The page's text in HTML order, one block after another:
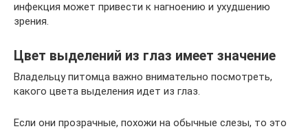
инфекция может привести к нагноению и ухудшению
зрения.
Цвет выделений из глаз имеет значение
Владельцу питомца важно внимательно посмотреть,
какого цвета выделения идет из глаз.
Если они прозрачные, похожи на обычные слезы, то это